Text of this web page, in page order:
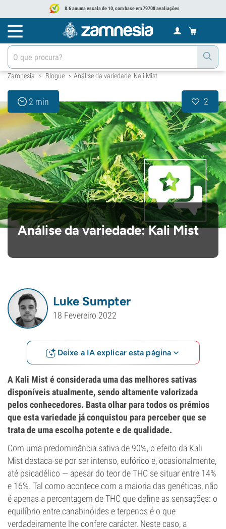
8.6 anuma escala de 10, com base em 79708 avaliações
Zamnesia > Blogue > Análise da variedade: Kali Mist
2 min 2
Análise da variedade: Kali Mist
Luke Sumpter
18 Fevereiro 2022
Deixe a IA explicar esta página
A Kali Mist é considerada uma das melhores sativas
disponíveis atualmente, sendo altamente valorizada
pelos conhecedores. Basta olhar para todos os prémios
que esta variedade já conquistou para perceber que se
trata de uma escolha potente e de qualidade.
Com uma predominância sativa de 90%, o efeito da Kali
Mist destaca-se por ser intenso, eufórico e, ocasionalmente,
até psicadélico — apesar do teor de THC se situar entre 14%
e 16%. Tal como acontece com a maioria das genéticas, não
é apenas a percentagem de THC que define as sensações: o
equilíbrio entre canabinóides e terpenos é o que
verdadeiramente lhe confere carácter. Neste caso, a